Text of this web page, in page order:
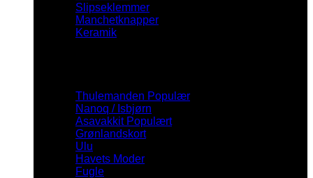
Slipseklemmer
Manchetknapper
Keramik
Thulemanden
Nanoq / Isbjørn
Asavakkit
Grønlandskort
Ulu
Havets Moder
Fugle